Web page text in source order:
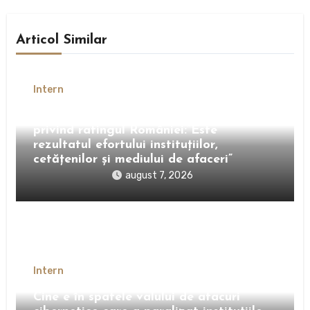
Articol Similar
Intern
privind ratingul României:”Este
rezultatul efortului instituțiilor,
cetățenilor și mediului de afaceri”
august 7, 2026
Intern
Cine e în spatele valului de atacuri